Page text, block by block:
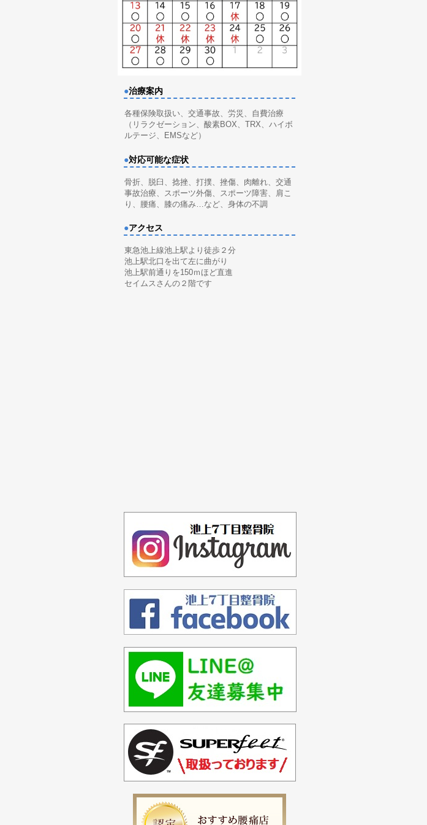
●治療案内
各種保険取扱い、交通事故、労災、自費治療
（リラクゼーション、酸素BOX、TRX、ハイボ
ルテージ、EMSなど）
●対応可能な症状
骨折、脱臼、捻挫、打撲、挫傷、肉離れ、交通
事故治療、スポーツ外傷、スポーツ障害、肩こ
り、腰痛、膝の痛み…など、身体の不調
●アクセス
東急池上線池上駅より徒歩２分
池上駅北口を出て左に曲がり
池上駅前通りを150ｍほど直進
セイムスさんの２階です